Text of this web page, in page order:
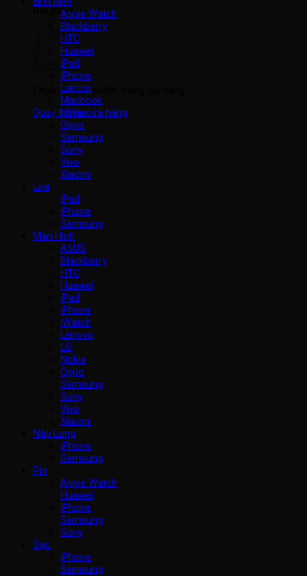
Giỏ hàng
Chưa có sản phẩm trong giỏ hàng.
Quay trở lại cửa hàng
Apple Watch
Blackberry
HTC
Huawei
iPad
iPhone
Laptop
Macbook
Nokia
Oppo
Samsung
Sony
Vivo
Xiaomi
Loa
iPad
iPhone
Samsung
Màn Hình
ASUS
Blackberry
HTC
Huawei
iPad
iPhone
iWatch
Lenovo
LG
Nokia
Oppo
Samsung
Sony
Vivo
Xiaomi
Nắp Lưng
iPhone
Samsung
Pin
Apple Watch
Huawei
iPhone
Samsung
Sony
Sạc
iPhone
Samsung